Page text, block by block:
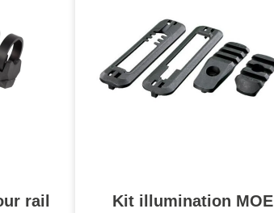
rail Kit illumination MOE